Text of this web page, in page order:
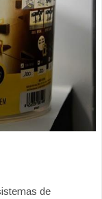
de